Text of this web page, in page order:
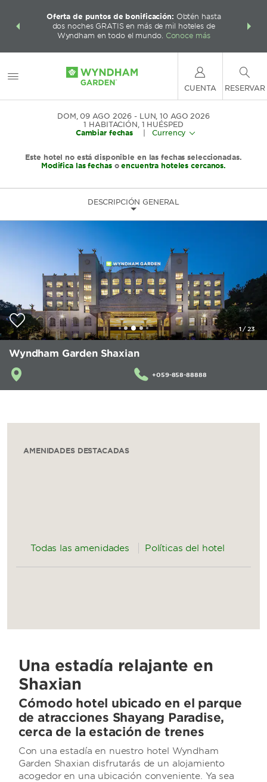
gana
total.
Oferta de puntos de bonificación: Obtén hasta
dos noches GRATIS en más de mil hoteles de
Wyndham en todo el mundo. Conoce más
puntos
CUENTA RESERVAR
DOM, 09 AGO 2026
LUN, 10 AGO 2026
1 HABITACIÓN, 1 HUÉSPED
Cambiar fechas
Currency
Este hotel no está disponible en las fechas seleccionadas.
Modifica las fechasoencuentra hoteles cercanos.
DESCRIPCIÓN GENERAL
1/23
Wyndham Garden Shaxian
+059-858-88888
AMENIDADES DESTACADAS
Todas las amenidades Políticas del hotel
Una estadía relajante en
Shaxian
Cómodo hotel ubicado en el parque
de atracciones Shayang Paradise,
cerca de la estación de trenes
Con una estadía en nuestro hotel Wyndham
Garden Shaxian disfrutarás de un alojamiento
acogedor en una ubicación conveniente. Ya sea